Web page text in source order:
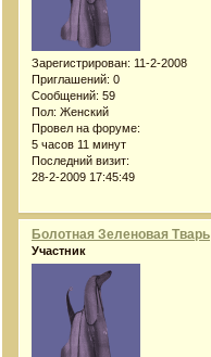
Зарегистрирован: 11-2-2008
Приглашений: 0
Сообщений: 59
Пол: Женский
Провел на форуме:
5 часов 11 минут
Последний визит:
28-2-2009 17:45:49
Болотная Зеленовая Тварь
Участник